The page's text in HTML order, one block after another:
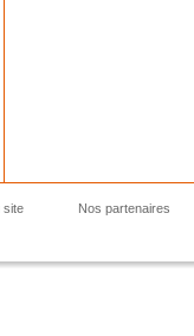
site Nos partenaires